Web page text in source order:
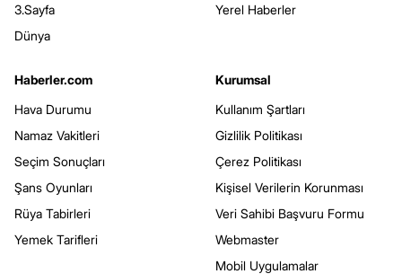
3.Sayfa
Dünya
Yerel Haberler
Haberler.com
Hava Durumu
Namaz Vakitleri
Seçim Sonuçları
Şans Oyunları
Rüya Tabirleri
Yemek Tarifleri
Kurumsal
Kullanım Şartları
Gizlilik Politikası
Çerez Politikası
Kişisel Verilerin Korunması
Veri Sahibi Başvuru Formu
Webmaster
Mobil Uygulamalar